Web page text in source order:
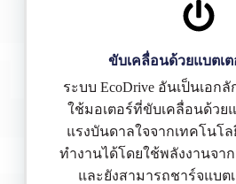
ขับเคลื่อนด้วยแบตเต
ระบบ EcoDrive อันเป็นเอก
ใช้มอเตอร์ที่ขับเคลื่อนด้วย
แรงบันดาลใจจากเทคโนโล
ทำงานได้โดยใช้พลังงานจา
และยังสามารถชาร์จแบ